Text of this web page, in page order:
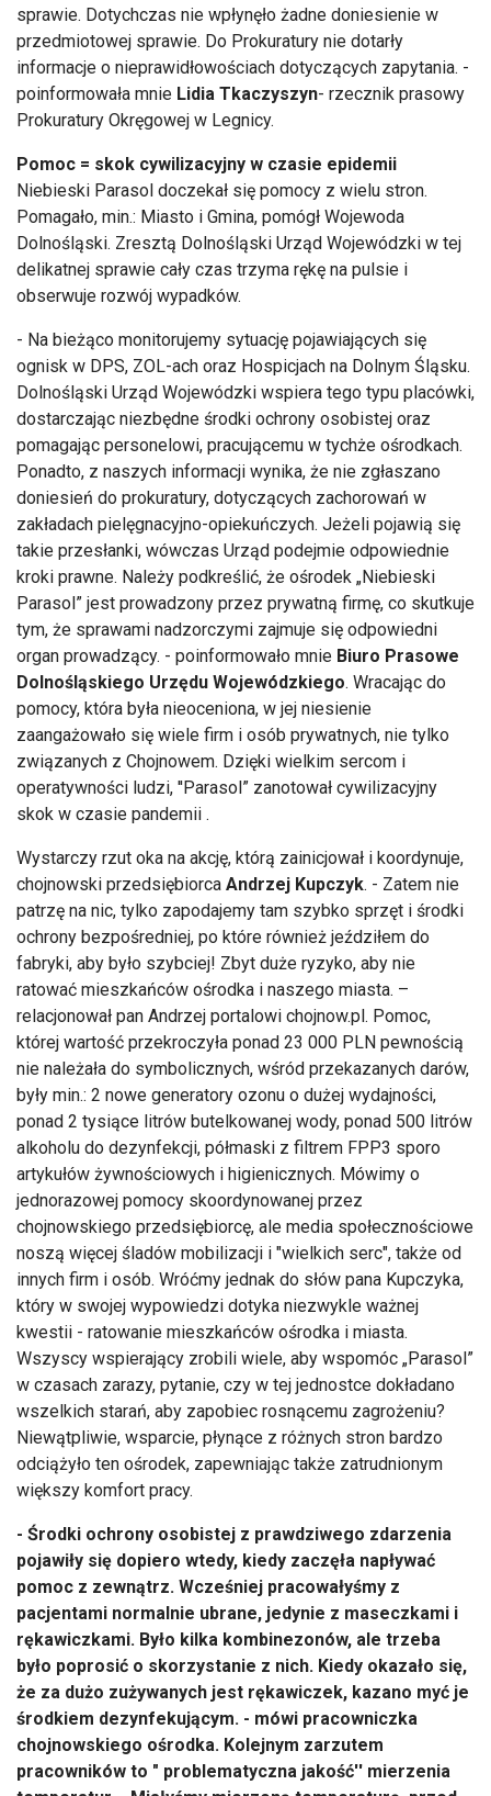
sprawie. Dotychczas nie wpłynęło żadne doniesienie w
przedmiotowej sprawie. Do Prokuratury nie dotarły
informacje o nieprawidłowościach dotyczących zapytania. -
poinformowała mnie Lidia Tkaczyszyn- rzecznik prasowy
Prokuratury Okręgowej w Legnicy.
Pomoc = skok cywilizacyjny w czasie epidemii
Niebieski Parasol doczekał się pomocy z wielu stron.
Pomagało, min.: Miasto i Gmina, pomógł Wojewoda
Dolnośląski. Zresztą Dolnośląski Urząd Wojewódzki w tej
delikatnej sprawie cały czas trzyma rękę na pulsie i
obserwuje rozwój wypadków.
- Na bieżąco monitorujemy sytuację pojawiających się
ognisk w DPS, ZOL-ach oraz Hospicjach na Dolnym Śląsku.
Dolnośląski Urząd Wojewódzki wspiera tego typu placówki,
dostarczając niezbędne środki ochrony osobistej oraz
pomagając personelowi, pracującemu w tychże ośrodkach.
Ponadto, z naszych informacji wynika, że nie zgłaszano
doniesień do prokuratury, dotyczących zachorowań w
zakładach pielęgnacyjno-opiekuńczych. Jeżeli pojawią się
takie przesłanki, wówczas Urząd podejmie odpowiednie
kroki prawne. Należy podkreślić, że ośrodek „Niebieski
Parasol” jest prowadzony przez prywatną firmę, co skutkuje
tym, że sprawami nadzorczymi zajmuje się odpowiedni
organ prowadzący. - poinformowało mnie Biuro Prasowe
Dolnośląskiego Urzędu Wojewódzkiego. Wracając do
pomocy, która była nieoceniona, w jej niesienie
zaangażowało się wiele firm i osób prywatnych, nie tylko
związanych z Chojnowem. Dzięki wielkim sercom i
operatywności ludzi, ''Parasol” zanotował cywilizacyjny
skok w czasie pandemii .
Wystarczy rzut oka na akcję, którą zainicjował i koordynuje,
chojnowski przedsiębiorca Andrzej Kupczyk. - Zatem nie
patrzę na nic, tylko zapodajemy tam szybko sprzęt i środki
ochrony bezpośredniej, po które również jeździłem do
fabryki, aby było szybciej! Zbyt duże ryzyko, aby nie
ratować mieszkańców ośrodka i naszego miasta. –
relacjonował pan Andrzej portalowi chojnow.pl. Pomoc,
której wartość przekroczyła ponad 23 000 PLN pewnością
nie należała do symbolicznych, wśród przekazanych darów,
były min.: 2 nowe generatory ozonu o dużej wydajności,
ponad 2 tysiące litrów butelkowanej wody, ponad 500 litrów
alkoholu do dezynfekcji, półmaski z filtrem FPP3 sporo
artykułów żywnościowych i higienicznych. Mówimy o
jednorazowej pomocy skoordynowanej przez
chojnowskiego przedsiębiorcę, ale media społecznościowe
noszą więcej śladów mobilizacji i "wielkich serc", także od
innych firm i osób. Wróćmy jednak do słów pana Kupczyka,
który w swojej wypowiedzi dotyka niezwykle ważnej
kwestii - ratowanie mieszkańców ośrodka i miasta.
Wszyscy wspierający zrobili wiele, aby wspomóc „Parasol”
w czasach zarazy, pytanie, czy w tej jednostce dokładano
wszelkich starań, aby zapobiec rosnącemu zagrożeniu?
Niewątpliwie, wsparcie, płynące z różnych stron bardzo
odciążyło ten ośrodek, zapewniając także zatrudnionym
większy komfort pracy.
- Środki ochrony osobistej z prawdziwego zdarzenia
pojawiły się dopiero wtedy, kiedy zaczęła napływać
pomoc z zewnątrz. Wcześniej pracowałyśmy z
pacjentami normalnie ubrane, jedynie z maseczkami i
rękawiczkami. Było kilka kombinezonów, ale trzeba
było poprosić o skorzystanie z nich. Kiedy okazało się,
że za dużo zużywanych jest rękawiczek, kazano myć je
środkiem dezynfekującym. - mówi pracowniczka
chojnowskiego ośrodka. Kolejnym zarzutem
pracowników to " problematyczna jakość'' mierzenia